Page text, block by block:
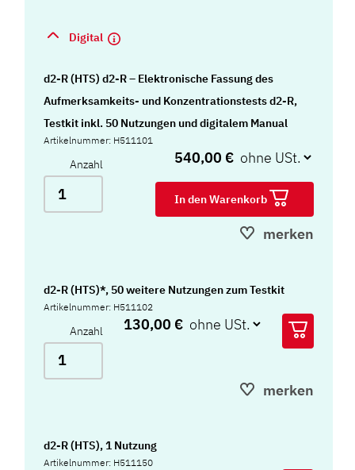
Digital
d2-R (HTS) d2-R – Elektronische Fassung des
Aufmerksamkeits- und Konzentrationstests d2-R,
Testkit inkl. 50 Nutzungen und digitalem Manual
Artikelnummer: H511101
Anzahl 540,00 €
In den Warenkorb
merken
d2-R (HTS)*, 50 weitere Nutzungen zum Testkit
Artikelnummer: H511102
Anzahl 130,00 €
merken
d2-R (HTS), 1 Nutzung
Artikelnummer: H511150